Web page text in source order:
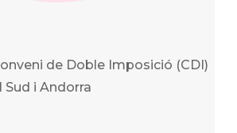
de Doble Imposició (CDI)
Sud i Andorra